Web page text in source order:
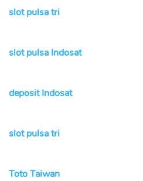
slot pulsa tri
slot pulsa Indosat
deposit Indosat
slot pulsa tri
Toto Taiwan